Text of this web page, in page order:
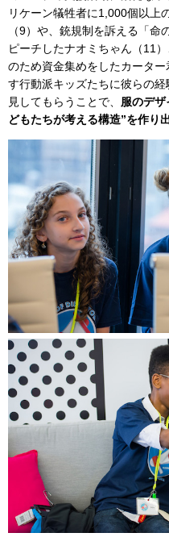
リケーン犠牲者に1,000個以上
（9）や、銃規制を訴える「
ピーチしたナオミちゃん（11
のため資金集めをしたカータ
す行動派キッズたちに彼らの
見してもらうことで、 服のデ
どもたちが考える構造”を作り